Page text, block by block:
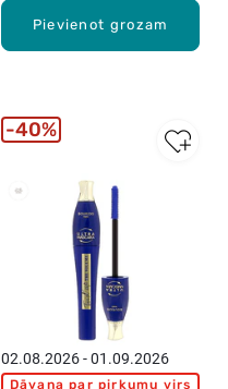
Pievienot grozam
02.08.2026 - 01.09.2026
Dāvana par pirkumu virs
40%